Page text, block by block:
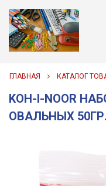
ГЛАВНАЯ КАТАЛОГ
KOH-I-NOOR
ОВАЛЬНЫХ